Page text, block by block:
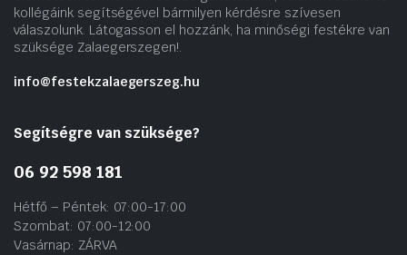
kollégáink segítségével bármilyen kérdésre szívesen
válaszolunk. Látogasson el hozzánk, ha minőségi festékre van
szüksége Zalaegerszegen!.
info@festekzalaegerszeg.hu
Segítségre van szüksége?
06 92 598 181
Hétfő – Péntek: 07:00-17:00
Szombat: 07:00-12:00
Vasárnap: ZÁRVA